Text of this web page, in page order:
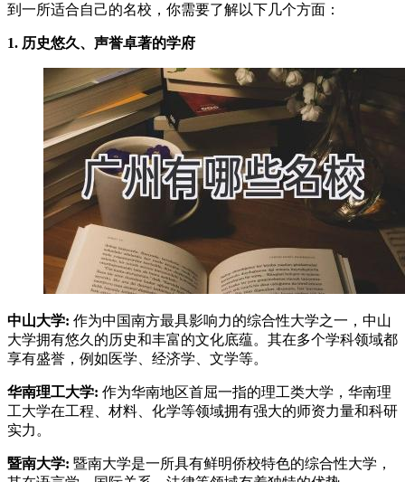
到一所适合自己的名校，你需要了解以下几个方面：
1. 历史悠久、声誉卓著的学府
中山大学: 作为中国南方最具影响力的综合性大学之一，中山
大学拥有悠久的历史和丰富的文化底蕴。其在多个学科领域都
享有盛誉，例如医学、经济学、文学等。
华南理工大学: 作为华南地区首屈一指的理工类大学，华南理
工大学在工程、材料、化学等领域拥有强大的师资力量和科研
实力。
暨南大学: 暨南大学是一所具有鲜明侨校特色的综合性大学，